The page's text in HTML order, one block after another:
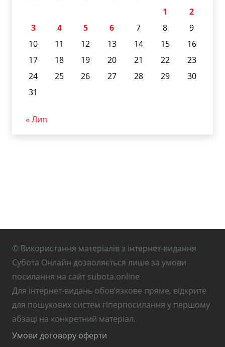
1
2
3
4 5 6 7 8
9
10
11 12 13 14 15
16
17
18 19 20 21 22
23
24
25 26 27 28 29
30
31
« Лип
© Використання матеріалів з інтернет-видання
Субота Онлайн дозволяється лише за умови
посилання на сайт subota.online
Для інтернет-видань обов’язкове пряме, відкрите
для пошукових систем гіперпосилання у першому
абзаці на конкретний матеріал.
Умови договору оферти